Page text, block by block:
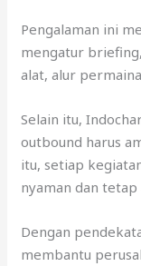
Pengalaman ini
mengatur
alat, alur
Selain itu,
outbound harus
itu, setiap
nyaman dan
Dengan
membantu